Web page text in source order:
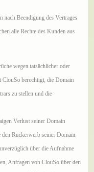
Beendigung des Vertrages
alle Rechte des Kunden aus
wegen tatsächlicher oder
ClouSo berechtigt, die Domain
zu stellen und die
Verlust seiner Domain
Rückerwerb seiner Domain
über die Aufnahme
Anfragen von ClouSo über den